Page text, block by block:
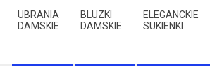
Menu
UBRANIA
DAMSKIE
BLUZKI
DAMSKIE
ELEGANCKIE
SUKIENKI